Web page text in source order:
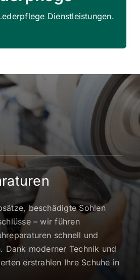
Dienstleistungen.
beschädigte Sohlen
– wir führen
schnell und
Dank moderner Technik und
erstrahlen Ihre Schuhe in